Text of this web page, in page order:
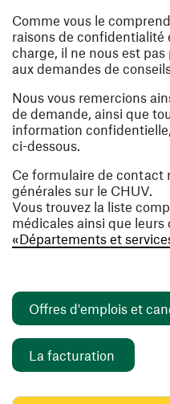
Comme vous le
raisons de confidentialité
charge, il ne nous est
aux demandes de
Nous vous remercions
de demande, ainsi que
information
ci-dessous.
Ce formulaire de contact
générales sur le CHUV.
Vous trouvez la liste
médicales ainsi que
«Départements et
Offres d'emplois et
La facturation